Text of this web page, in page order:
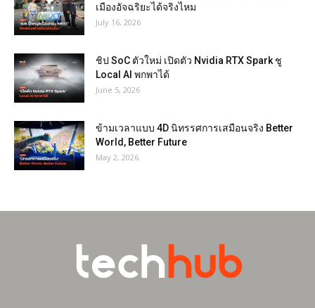
เมืองอัจฉริยะได้จริงไหม
July 16, 2026
ชิป SoC ตัวใหม่ เปิดตัว Nvidia RTX Spark ชู
Local AI พกพาได้
June 5, 2026
ข้ามเวลาแบบ 4D นิทรรศการเสมือนจริง Better
World, Better Future
May 2, 2026